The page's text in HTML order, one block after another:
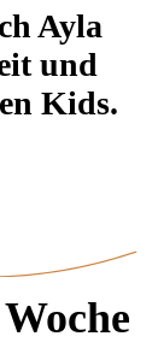
Ayla
und
Kids.